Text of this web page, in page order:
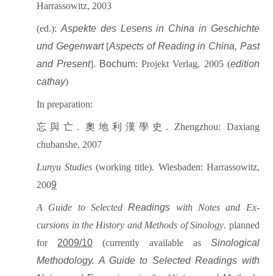
Harrassowitz, 2003
(ed.):Aspekte des Lesens in China in Geschichte
und Gegenwart[Aspects of Reading in China, Past
and Present]. Bochum: Projekt Verlag, 2005 (edition
cathay)
In preparation:
忘與亡 . 奧地利漢學史 . Zhengzhou: Daxiang
chubanshe, 2007
Lunyu Studies(working title). Wiesbaden: Harrassowitz,
2009
A Guide to SelectedReadings with Notes and Ex­
cursions in the History and Methods of Sinology. planned
for2009/10 (currently available as Sinological
Methodology. A Guide to SelectedReadings with